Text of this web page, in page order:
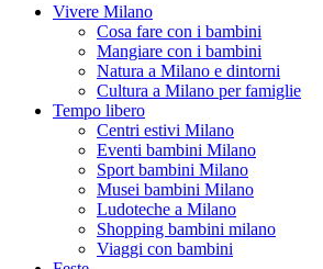
Vivere Milano
Cosa fare con i bambini
Mangiare con i bambini
Natura a Milano e dintorni
Cultura a Milano per famiglie
Tempo libero
Centri estivi Milano
Eventi bambini Milano
Sport bambini Milano
Musei bambini Milano
Ludoteche a Milano
Shopping bambini milano
Viaggi con bambini